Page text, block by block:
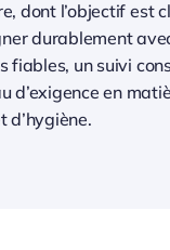
dont l’objectif est
durablement
fiables, un suivi
d’exigence en
d’hygiène.